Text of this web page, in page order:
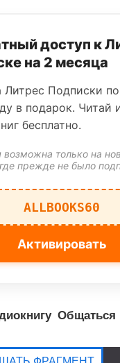
доступ к
на 2 месяца
Литрес Подписки по
в подарок. Читай
бесплатно.
возможна только на
прежде не было
ALLBOOKS60
Активировать